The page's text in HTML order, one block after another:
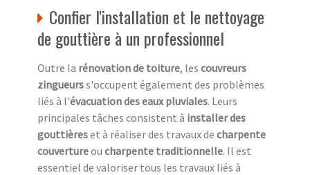
Confier l'installation et le nettoyage
de gouttière à un professionnel
Outre la rénovation de toiture, les couvreurs
zingueurss'occupent également des problèmes
liés à l'évacuation des eaux pluviales. Leurs
principales tâches consistent à installer des
gouttièreset à réaliser des travaux de charpente
couvertureou charpente traditionnelle. Il est
essentiel de valoriser tous les travaux liés à